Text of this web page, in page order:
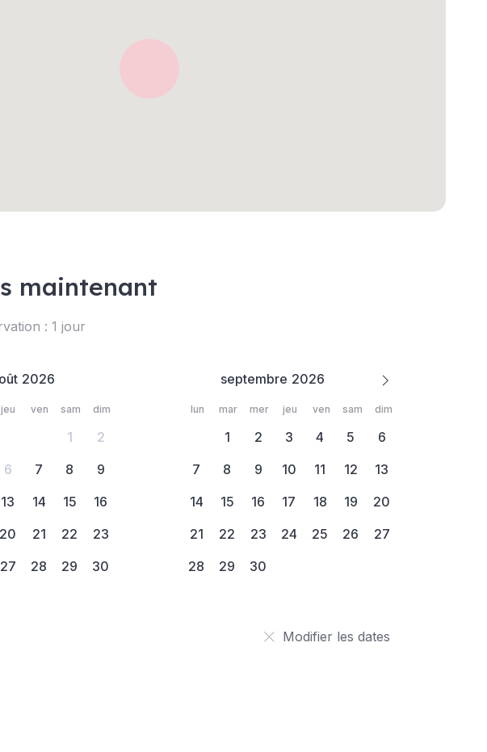
maintenant
: 1 jour
septembre
jeu ven sam dim lun mar mer jeu ven sam dim
1
2
6 7 8
9
13 14 15
16
20 21 22
23
27 28 29
30
1 2 3 4 5
6
7
8 9 10 11 12
13
14
15 16 17 18 19
20
21
22 23 24 25 26
27
28
29 30
Modifier les dates